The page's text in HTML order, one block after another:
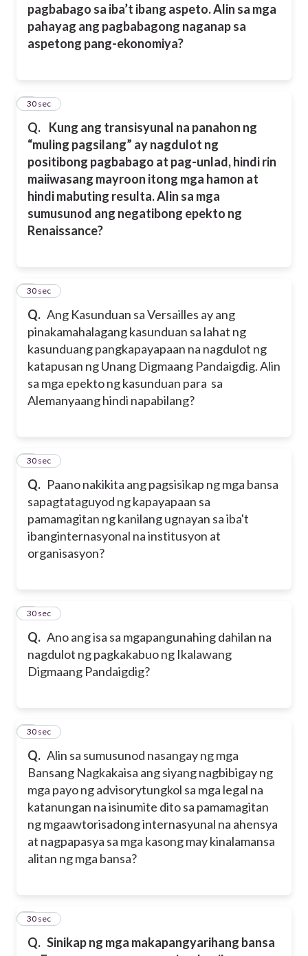
pagbabago sa iba’t ibang aspeto. Alin sa mga
pahayag ang pagbabagong naganap sa
aspetong pang-ekonomiya?
Q. Kung ang transisyunal na panahon ng
“muling pagsilang” ay nagdulot ng
positibong pagbabago at pag-unlad, hindi rin
maiiwasang mayroon itong mga hamon at
hindi mabuting resulta. Alin sa mga
sumusunod ang negatibong epekto ng
Renaissance?
2
30 sec
Q. Ang Kasunduan sa Versailles ay ang
pinakamahalagang kasunduan sa lahat ng
kasunduang pangkapayapaan na nagdulot ng
katapusan ng Unang Digmaang Pandaigdig. Alin
sa mga epekto ng kasunduan para sa
Alemanyaang hindi napabilang?
3
30 sec
Q. Paano nakikita ang pagsisikap ng mga bansa
sapagtataguyod ng kapayapaan sa
pamamagitan ng kanilang ugnayan sa iba't
ibanginternasyonal na institusyon at
organisasyon?
4
30 sec
Q. Ano ang isa sa mgapangunahing dahilan na
nagdulot ng pagkakabuo ng Ikalawang
Digmaang Pandaigdig?
5
30 sec
Q. Alin sa sumusunod nasangay ng mga
Bansang Nagkakaisa ang siyang nagbibigay ng
mga payo ng advisorytungkol sa mga legal na
katanungan na isinumite dito sa pamamagitan
ng mgaawtorisadong internasyunal na ahensya
at nagpapasya sa mga kasong may kinalamansa
alitan ng mga bansa?
6
30 sec
Q. Sinikap ng mga makapangyarihang bansa
7
30 sec